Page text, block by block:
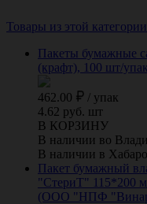
Товары из этой категории
Пакеты бумажные
(крафт), 100 шт/
462.00 / упак
4.62 руб. шт
В КОРЗИНУ
В наличии во
В наличии в
Пакет бумажный
"СтериТ" 115*200
(ООО "НПФ